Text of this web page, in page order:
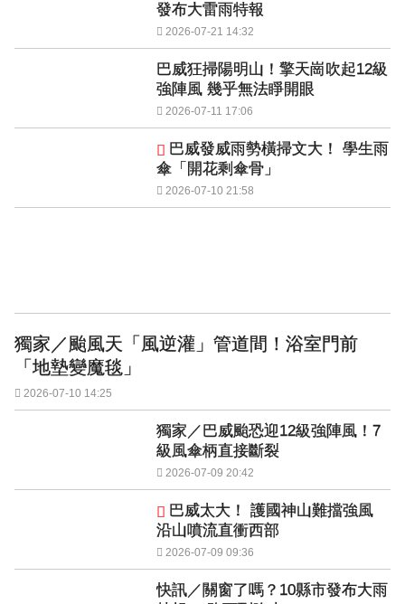
發布大雷雨特報
2026-07-21 14:32
巴威狂掃陽明山！擎天崗吹起12級
強陣風 幾乎無法睜開眼
2026-07-11 17:06
巴威發威雨勢橫掃文大！ 學生雨
傘「開花剩傘骨」
2026-07-10 21:58
獨家／颱風天「風逆灌」管道間！浴室門前
「地墊變魔毯」
2026-07-10 14:25
獨家／巴威颱恐迎12級強陣風！7
級風傘柄直接斷裂
2026-07-09 20:42
巴威太大！ 護國神山難擋強風
沿山噴流直衝西部
2026-07-09 09:36
快訊／關窗了嗎？10縣市發布大雨